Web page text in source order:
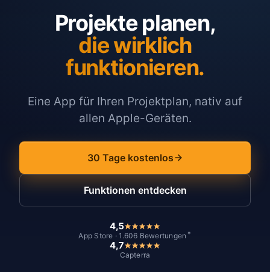
Projekte planen,
die wirklich
funktionieren.
Eine App für Ihren Projektplan, nativ auf
allen Apple-Geräten.
30 Tage kostenlos
Funktionen entdecken
4,5
App Store · 1.606 Bewertungen *
4,7
Capterra